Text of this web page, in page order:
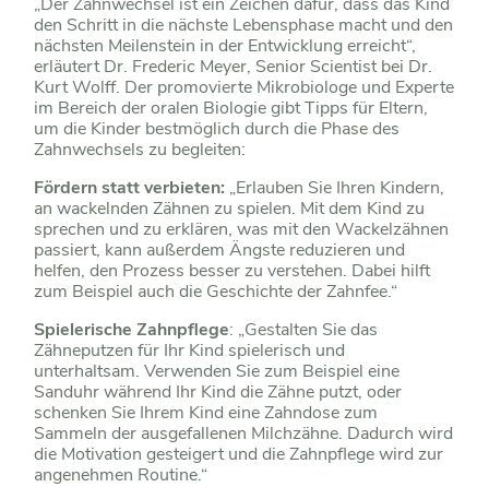
den Schritt in die nächste Lebensphase macht und den
nächsten Meilenstein in der Entwicklung erreicht“,
erläutert Dr. Frederic Meyer, Senior Scientist bei Dr.
Kurt Wolff. Der promovierte Mikrobiologe und Experte
im Bereich der oralen Biologie gibt Tipps für Eltern,
um die Kinder bestmöglich durch die Phase des
Zahnwechsels zu begleiten:
Fördern statt verbieten: „Erlauben Sie Ihren Kindern,
an wackelnden Zähnen zu spielen. Mit dem Kind zu
sprechen und zu erklären, was mit den Wackelzähnen
passiert, kann außerdem Ängste reduzieren und
helfen, den Prozess besser zu verstehen. Dabei hilft
zum Beispiel auch die Geschichte der Zahnfee.“
Spielerische Zahnpflege: „Gestalten Sie das
Zähneputzen für Ihr Kind spielerisch und
unterhaltsam. Verwenden Sie zum Beispiel eine
Sanduhr während Ihr Kind die Zähne putzt, oder
schenken Sie Ihrem Kind eine Zahndose zum
Sammeln der ausgefallenen Milchzähne. Dadurch wird
die Motivation gesteigert und die Zahnpflege wird zur
angenehmen Routine.“